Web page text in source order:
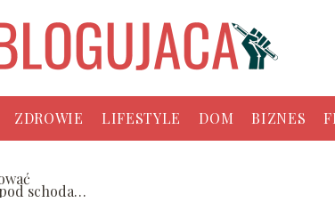
ZDROWIE LIFESTYLE DOM BIZNES
schodami